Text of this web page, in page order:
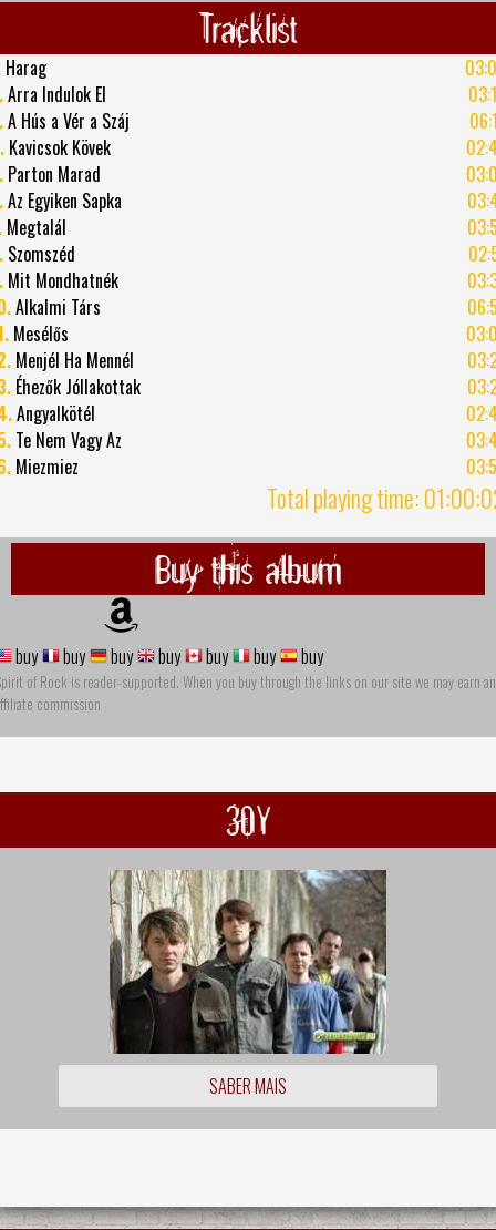
Tracklist
Harag
Arra Indulok El
A Hús a Vér a Száj
Kavicsok Kövek
Parton Marad
Az Egyiken Sapka
Megtalál
Szomszéd
Mit Mondhatnék
Alkalmi Társ
Mesélős
Menjél Ha Mennél
Éhezők Jóllakottak
Angyalkötél
Te Nem Vagy Az
Miezmiez
Total playing time:
Buy this album
buy buy buy buy buy buy buy
of Rock is reader-supported. When you buy through the links on our site we may earn an
commission
30Y
SABER MAIS